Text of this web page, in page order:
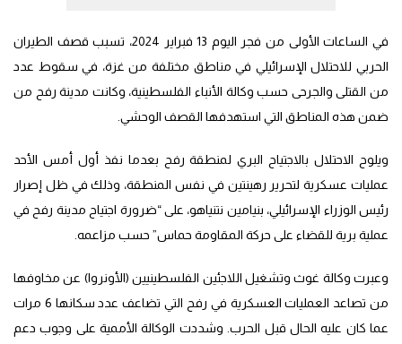
في الساعات الأولى من فجر اليوم 13 فبراير 2024، تسبب قصف الطيران
الحربي للاحتلال الإسرائيلي في مناطق مختلفة من غزة، في سقوط عدد
من القتلى والجرحى حسب وكالة الأنباء الفلسطينية، وكانت مدينة رفح من
ضمن هذه المناطق التي استهدفها القصف الوحشي.
ويلوح الاحتلال بالاجتياح البري لمنطقة رفح بعدما نفذ أول أمس الأحد
عمليات عسكرية لتحرير رهينتين في نفس المنطقة، وذلك في ظل إصرار
رئيس الوزراء الإسرائيلي، بنيامين نتنياهو، على “ضرورة اجتياح مدينة رفح في
عملية برية للقضاء على حركة المقاومة حماس” حسب مزاعمه.
وعبرت وكالة غوث وتشغيل اللاجئين الفلسطينيين (الأونروا) عن مخاوفها
من تصاعد العمليات العسكرية في رفح التي تضاعف عدد سكانها 6 مرات
عما كان عليه الحال قبل الحرب. وشددت الوكالة الأممية على وجوب دعم